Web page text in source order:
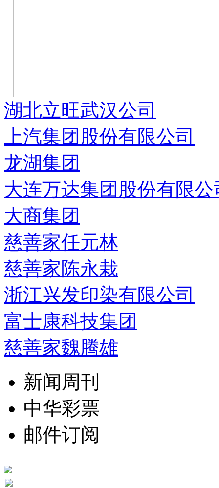
湖北立旺武汉公司
上汽集团股份有限公司
龙湖集团
大连万达集团股份有限公
大商集团
慈善家任元林
慈善家陈永栽
浙江兴发印染有限公司
富士康科技集团
慈善家魏腾雄
新闻周刊
中华彩票
邮件订阅